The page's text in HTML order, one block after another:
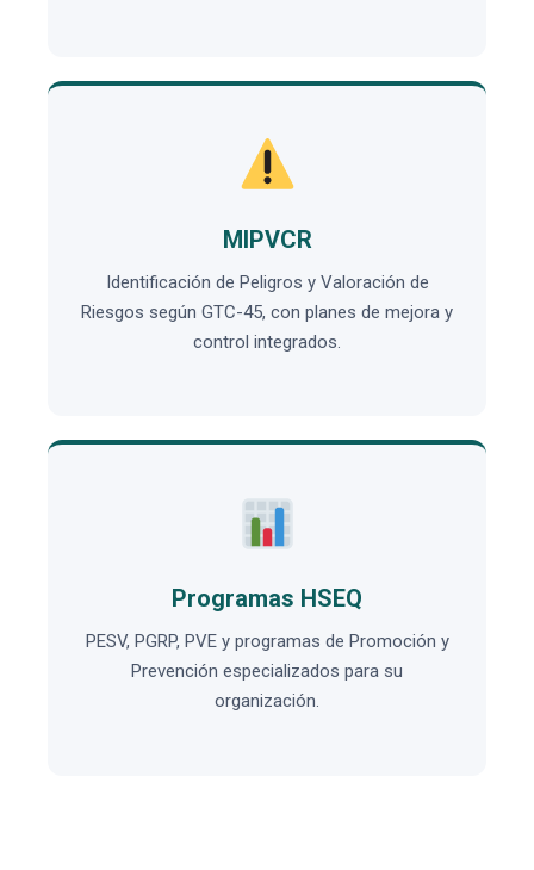
MIPVCR
Identificación de Peligros y Valoración de
Riesgos según GTC-45, con planes de mejora y
control integrados.
Programas HSEQ
PESV, PGRP, PVE y programas de Promoción y
Prevención especializados para su
organización.